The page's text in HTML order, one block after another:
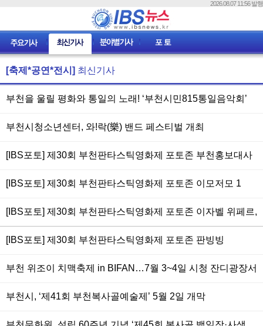
2026.08.07 11:56 발행
[축제*공연*전시] 최신기사
부천을 울릴 평화와 통일의 노래! ‘부천시민815통일음악회’
부천시청소년센터, 와!락(樂) 밴드 페스티벌 개최
[IBS포토] 제30회 부천판타스틱영화제 포토존 부천홍보대사
[IBS포토] 제30회 부천판타스틱영화제 포토존 이모저모 1
[IBS포토] 제30회 부천판타스틱영화제 포토존 이자벨 위페르,
[IBS포토] 제30회 부천판타스틱영화제 포토존 판빙빙
부천 위조이 치맥축제 in BIFAN…7월 3~4일 시청 잔디광장서
부천시, ‘제41회 부천복사골예술제’ 5월 2일 개막